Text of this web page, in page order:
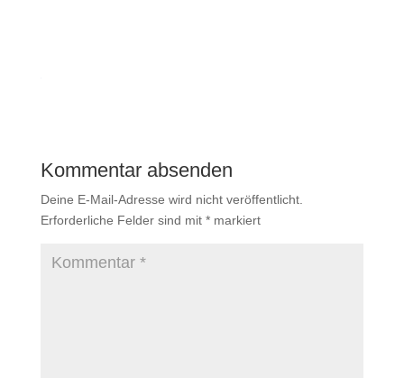
Kommentar absenden
Deine E-Mail-Adresse wird nicht veröffentlicht.
Erforderliche Felder sind mit *markiert